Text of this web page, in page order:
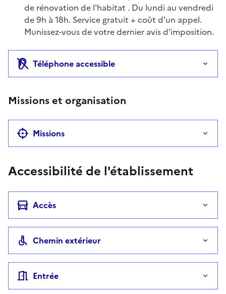
de rénovation de l'habitat . Du lundi au vendredi
de 9h à 18h. Service gratuit + coût d'un appel.
Munissez-vous de votre dernier avis d’imposition.
Téléphone accessible
Missions et organisation
Missions
Accessibilité de l'établissement
Accès
Chemin extérieur
Entrée